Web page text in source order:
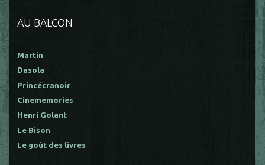
AU BALCON
Martin
Dasola
Princécranoir
Cinememories
Henri Golant
Le Bison
Le goût des livres